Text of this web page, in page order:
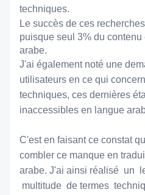
techniques.
Le succès de ces
puisque seul 3% du
arabe.
J'ai également noté une
utilisateurs en ce qui
techniques, ces dernières
inaccessibles en langue
C'est en faisant ce constat
combler ce manque en
arabe. J'ai ainsi réalisé  un
multitude  de termes